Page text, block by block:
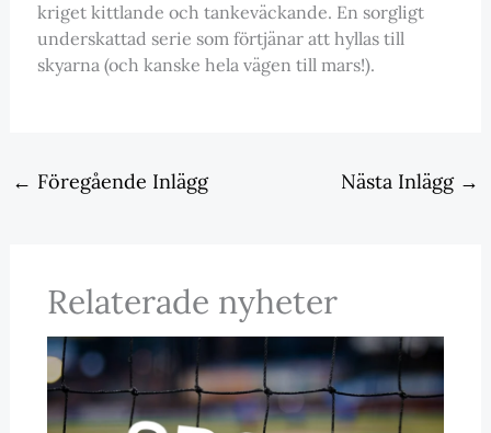
kriget kittlande och tankeväckande. En sorgligt
underskattad serie som förtjänar att hyllas till
skyarna (och kanske hela vägen till mars!).
← Föregående Inlägg Nästa Inlägg →
Relaterade nyheter